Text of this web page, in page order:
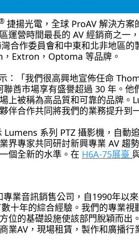
捷揚光電，全球 ProAV 解決方
運營時間最長的 AV 經銷商之
合作委員會和中東和北非地區
Extron，Optoma 等品牌。
：「我們很高興地宣佈任命
酋市場享有盛譽超過 30 年。
上被稱為高品質和可靠的品牌
伴合作共同將我們的業務提升
系列 PTZ 攝影機，自動
界專家共同研討新興專業 AV
個全新的水準。在 H6A-75展臺
業音訊銷售公司，自1990年以
十年的綜合經驗。我們的專業
位的基礎設施使該部門脫穎而
業AV，現場租賃，製作和廣播行